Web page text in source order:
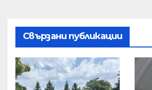
Свързани публикации